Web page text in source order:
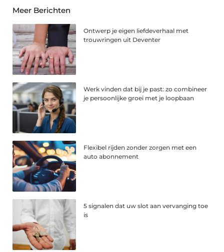
Meer Berichten
Ontwerp je eigen liefdeverhaal met
trouwringen uit Deventer
Werk vinden dat bij je past: zo combineer
je persoonlijke groei met je loopbaan
Flexibel rijden zonder zorgen met een
auto abonnement
5 signalen dat uw slot aan vervanging toe
is